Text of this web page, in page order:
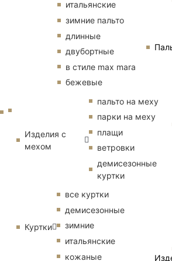
итальянские
зимние пальто
длинные
двубортные
в стиле max mara
бежевые
Изделия с
мехом
пальто на меху
парки на меху
плащи
ветровки
демисезонные
куртки
Куртки
все куртки
демисезонные
зимние
итальянские
кожаные